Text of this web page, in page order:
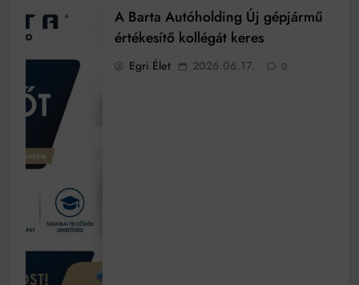
A Barta Autóholding Új gépjármű
értékesítő kollégát keres
Egri Élet 2026.06.17. 0